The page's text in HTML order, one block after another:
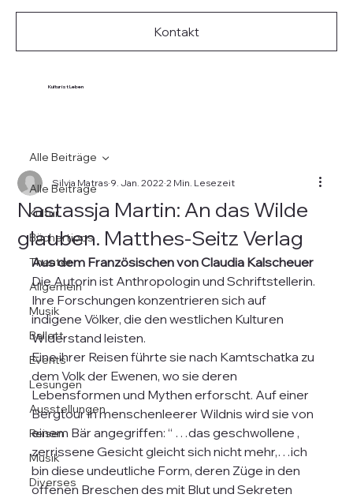
Kultur ist Leben
Kontakt
Alle Beiträge
Kultur
Büchertipps
Theater
Allgemein
Musik
Ballett
Events
Lesungen
Ausstellungen
Reisen
Musik
Diverses
Alle Beiträge
Nastassja Martin: An das Wilde
glauben. Matthes-Seitz Verlag
Silvia Matras 9. Jan. 2022 2 Min. Lesezeit
Aus dem Französischen von Claudia Kalscheuer
Die Autorin ist Anthropologin und Schriftstellerin.
Ihre Forschungen konzentrieren sich auf
indigene Völker, die den westlichen Kulturen
Widerstand leisten.
Eine ihrer Reisen führte sie nach Kamtschatka zu
dem Volk der Ewenen, wo sie deren
Lebensformen und Mythen erforscht. Auf einer
Bergtour in menschenleerer Wildnis wird sie von
einem Bär angegriffen: “ …das geschwollene ,
zerrissene Gesicht gleicht sich nicht mehr,…ich
bin diese undeutliche Form, deren Züge in den
offenen Breschen des mit Blut und Sekreten